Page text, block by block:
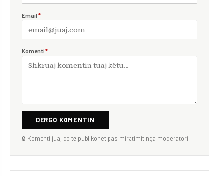
Email *
Komenti *
DËRGO KOMENTIN
🔒 Komenti juaj do të publikohet pas miratimit nga moderatori.